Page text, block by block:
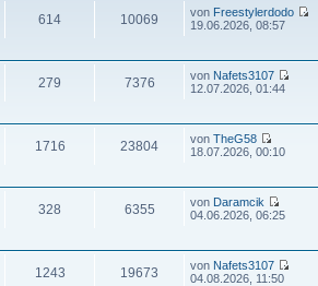
614 10069 von Freestylerdodo
19.06.2026, 08:57
279 7376 von Nafets3107
12.07.2026, 01:44
1716 23804 vonTheG58
18.07.2026, 00:10
328 6355 von Daramcik
04.06.2026, 06:25
1243 19673 von Nafets3107
04.08.2026, 11:50